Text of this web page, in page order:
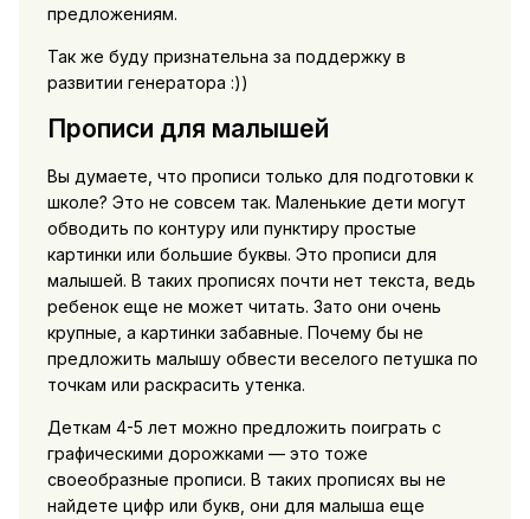
предложениям.
Так же буду признательна за поддержку в
развитии генератора :))
Прописи для малышей
Вы думаете, что прописи только для подготовки к
школе? Это не совсем так. Маленькие дети могут
обводить по контуру или пунктиру простые
картинки или большие буквы. Это прописи для
малышей. В таких прописях почти нет текста, ведь
ребенок еще не может читать. Зато они очень
крупные, а картинки забавные. Почему бы не
предложить малышу обвести веселого петушка по
точкам или раскрасить утенка.
Деткам 4-5 лет можно предложить поиграть с
графическими дорожками — это тоже
своеобразные прописи. В таких прописях вы не
найдете цифр или букв, они для малыша еще